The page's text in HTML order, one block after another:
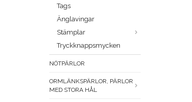
Tags
Änglavingar
Stämplar
Tryckknappsmycken
NÖTPÄRLOR
ORMLÄNKSPÄRLOR, PÄRLOR
MED STORA HÅL